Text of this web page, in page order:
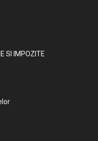
SI IMPOZITE